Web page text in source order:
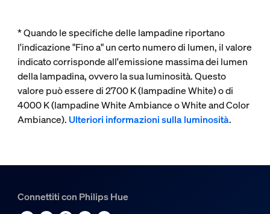
* Quando le specifiche delle lampadine riportano
l'indicazione "Fino a" un certo numero di lumen, il valore
indicato corrisponde all'emissione massima dei lumen
della lampadina, ovvero la sua luminosità. Questo
valore può essere di 2700 K (lampadine White) o di
4000 K (lampadine White Ambiance o White and Color
Ambiance).Ulteriori informazioni sulla luminosità.
Connettiti con Philips Hue